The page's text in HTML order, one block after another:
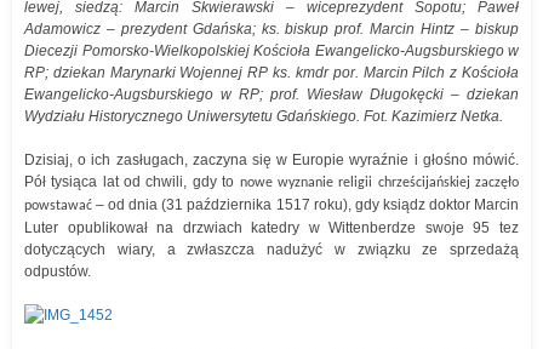
lewej, siedzą: Marcin Skwierawski – wiceprezydent Sopotu; Paweł
Adamowicz – prezydent Gdańska; ks. biskup prof. Marcin Hintz – biskup
Diecezji Pomorsko-Wielkopolskiej Kościoła Ewangelicko-Augsburskiego w
RP; dziekan Marynarki Wojennej RP ks. kmdr por. Marcin Pilch z Kościoła
Ewangelicko-Augsburskiego w RP; prof. Wiesław Długokęcki – dziekan
Wydziału Historycznego Uniwersytetu Gdańskiego. Fot. Kazimierz Netka.
Dzisiaj, o ich zasługach, zaczyna się w Europie wyraźnie i głośno mówić.
Pół tysiąca lat od chwili, gdy to nowe wyznanie religii chrześcijańskiej zaczęło
powstawać – od dnia (31 października 1517 roku), gdy ksiądz doktor Marcin
Luter opublikował na drzwiach katedry w Wittenberdze swoje 95 tez
dotyczących wiary, a zwłaszcza nadużyć w związku ze sprzedażą
odpustów.